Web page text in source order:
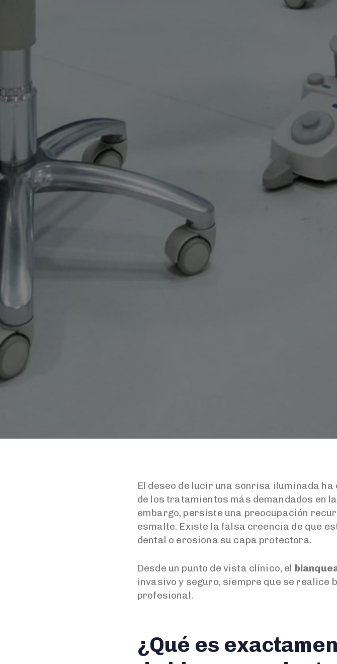
El deseo de lucir una sonrisa iluminada
de los tratamientos más demandados en
embargo, persiste una preocupación
esmalte. Existe la falsa creencia de que
dental o erosiona su capa protectora.
Desde un punto de vista clínico, el
invasivo y seguro, siempre que se realice
profesional.
¿Qué es